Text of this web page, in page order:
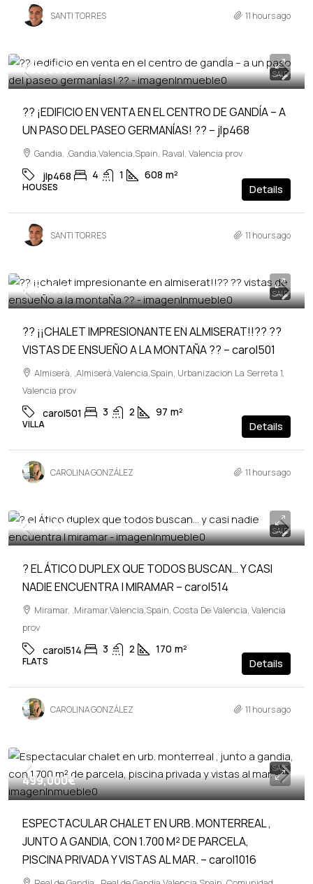
SANTI TORRES 11 hours ago
SALE
400,000€
?? ¡EDIFICIO EN VENTA EN EL CENTRO DE GANDÍA – A
UN PASO DEL PASEO GERMANÍAS! ?? – jlp468
Gandia, ,Gandia,Valencia,Spain, Raval, Valencia prov
jlp468 4 1 608 m²
HOUSES Details
SANTI TORRES 11 hours ago
SALE
170,000€
?? ¡¡CHALET IMPRESIONANTE EN ALMISERAT!!?? ??
VISTAS DE ENSUEÑO A LA MONTAÑA ?? – carol501
Almiserà, ,Almiserà,Valencia,Spain, Urbanizacion La Serreta 1,
Valencia prov
carol501 3 2 97 m²
VILLA Details
CAROLINA GONZÁLEZ 11 hours ago
SALE
275,000€
? EL ÁTICO DUPLEX QUE TODOS BUSCAN… Y CASI
NADIE ENCUENTRA | MIRAMAR – carol514
Miramar, ,Miramar,Valencia,Spain, Costa De Valencia, Valencia
prov
carol514 3 2 170 m²
FLATS Details
CAROLINA GONZÁLEZ 11 hours ago
SALE
499,000€
ESPECTACULAR CHALET EN URB. MONTERREAL ,
JUNTO A GANDIA, CON 1.700 M² DE PARCELA,
PISCINA PRIVADA Y VISTAS AL MAR. – carol1016